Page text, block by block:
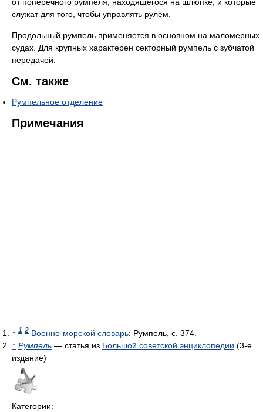
служат для того, чтобы управлять рулём.
Продольный румпель применяется в основном на маломерных
судах. Для крупных характерен секторный румпель с зубчатой
передачей.
См. также
Румпельное отделение
Примечания
↑ 1 2 Военно-морской словарь: Румпель, с. 374.
↑ Румпель — статья из Большой советской энциклопедии (3-е
издание)
Категории: